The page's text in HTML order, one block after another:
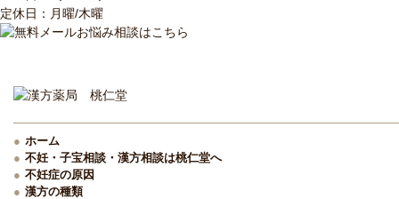
定休日：月曜/木曜
ホーム
不妊・子宝相談・漢方相談は桃仁堂へ
不妊症の原因
漢方の種類